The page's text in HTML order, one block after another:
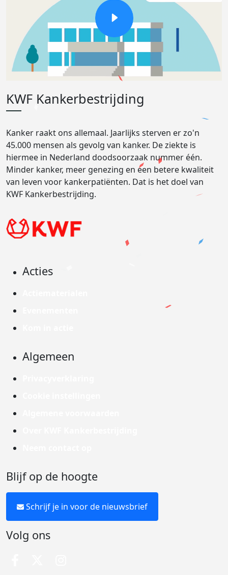
KWF Kankerbestrijding
Kanker raakt ons allemaal. Jaarlijks sterven er zo'n
45.000 mensen als gevolg van kanker. De ziekte is
hiermee in Nederland doodsoorzaak nummer één.
Minder kanker, meer genezing en een betere kwaliteit
van leven voor kankerpatiënten. Dat is het doel van
KWF Kankerbestrijding.
Acties
Algemeen
Blijf op de hoogte
Schrijf je in voor de nieuwsbrief
Volg ons